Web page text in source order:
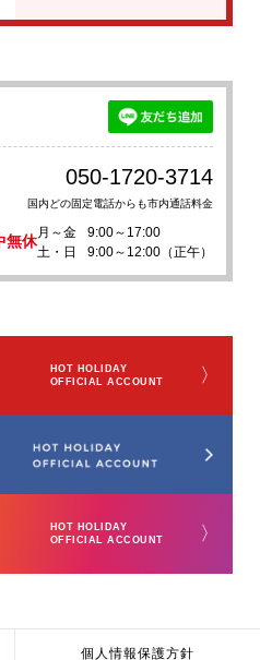
050-1720-3714
国内どの固定電話からも市内通話料金
無休
月～金
9:00～17:00
土・日
9:00～12:00（正午）
HOT HOLIDAY
OFFICIAL ACCOUNT
〉
HOT HOLIDAY
OFFICIAL ACCOUNT
〉
個人情報保護方針